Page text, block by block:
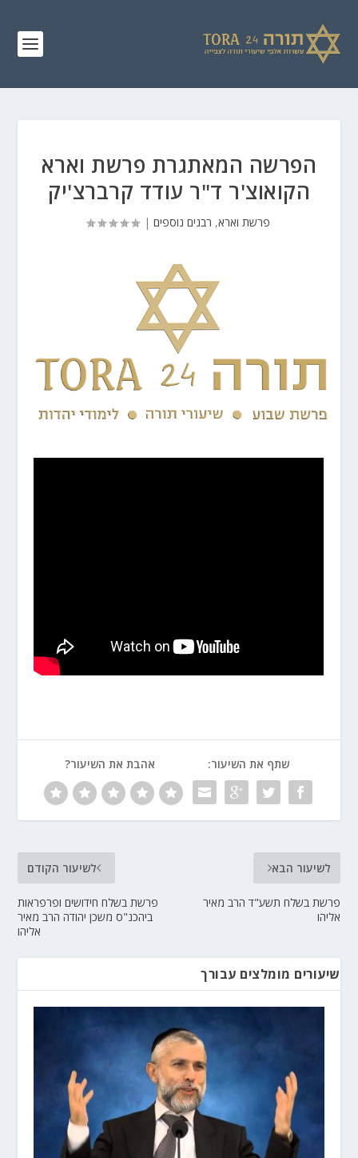
הפרשה המאתגרת פרשת וארא
הקואוצ'ר ד"ר עודד קרברצ'יק
פרשת וארא, רבנים נוספים |
שתף את השיעור: אהבת את השיעור?
לשיעור הקודם
פרשת בשלח חידושים ופרפראות
ביהכנ"ס משכן יהודה הרב מאיר
אליהו
לשיעור הבא
פרשת בשלח תשע"ד הרב מאיר
אליהו
שיעורים מומלצים עבורך